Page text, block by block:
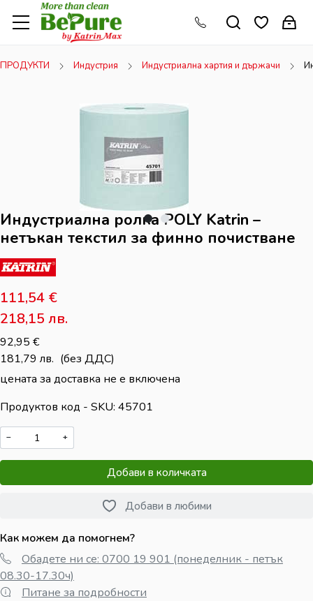
ПРОДУКТИ Индустрия Индустриална хартия и държачи
Индустриална ролка POLY Katrin –
нетъкан текстил за финно почистване
111,54 €
218,15 лв.
92,95 €
181,79 лв. (без ДДС)
цената за доставка не е включена
Продуктов код - SKU 45701
− +
Добави в количката
Добави в любими
Как можем да помогнем?
Обадете ни се: 0700 19 901 (понеделник - петък
08.30-17.30ч)
Питане за подробности